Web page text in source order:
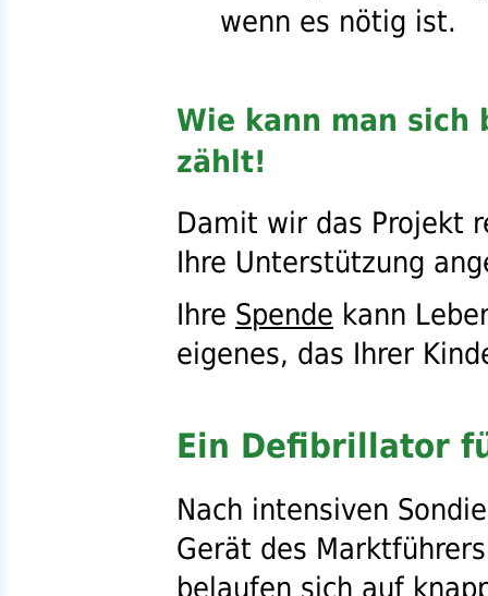
wenn es nötig ist.
Wie kann man sich
zählt!
Damit wir das Projekt
Ihre Unterstützung
Ihre Spende kann
eigenes, das Ihrer
Ein Defibrillator
Nach intensiven
Gerät des
belaufen sich auf